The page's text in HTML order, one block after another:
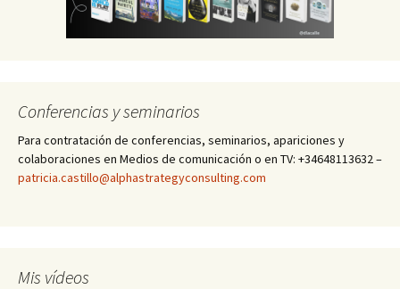
Conferencias y seminarios
Para contratación de conferencias, seminarios, apariciones y
colaboraciones en Medios de comunicación o en TV: +34648113632 –
patricia.castillo@alphastrategyconsulting.com
Mis vídeos